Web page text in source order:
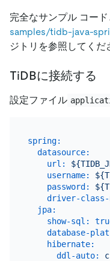
完全なサンプル コー
samples/tidb-java-
ジトリを参照してくだ
TiDBに接続する
設定ファイル
spring:
datasource:
url:
username:
password:
driver-class-
jpa:
show-sql:
database-
hibernate:
ddl-auto: